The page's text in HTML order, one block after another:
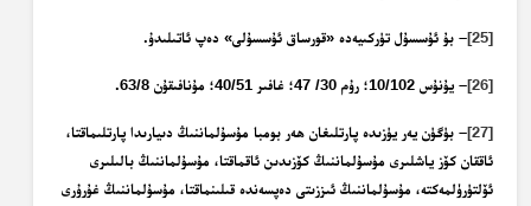
[25]– بۇ ئۇسسۇل تۈركىيەدە «قورساق ئۇسسۇلى» دەپ ئاتىلىدۇ.
[26]– يۇنۇس 10/102؛ رۇم 30/ 47؛ غافىر 40/51؛ مۇنافىقۇن 63/8.
[27]– بۈگۈن يەر يۈزىدە پارتلىغان ھەر بومبا مۇسۇلماننىڭ دىيارىدا پارتلىماقتا،
ئاققان كۆز ياشلىرى مۇسۇلماننىڭ كۆزىدىن ئاقماقتا، مۇسۇلماننىڭ بالىلىرى
ئۆلتۈرۈلمەكتە، مۇسۇلماننىڭ ئىززىتى دەپسەندە قىلىنماقتا، مۇسۇلماننىڭ غۇرۇرى